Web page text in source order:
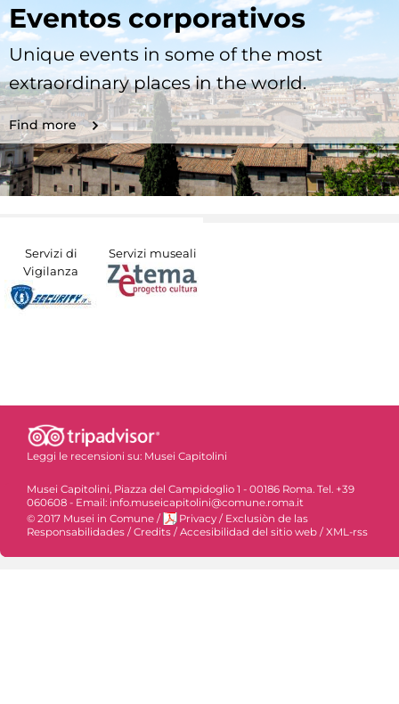
Eventos corporativos
Unique events in some of the most
extraordinary places in the world.
Find more
Servizi di
Vigilanza
Servizi museali
Leggi le recensioni su: Musei Capitolini
Musei Capitolini, Piazza del Campidoglio 1 - 00186 Roma. Tel. +39
060608 - Email: info.museicapitolini@comune.roma.it
© 2017 Musei in Comune / Privacy / Exclusiòn de las
Responsabilidades / Credits / Accesibilidad del sitio web / XML-rss